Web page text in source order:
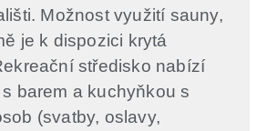
Možnost využití sauny,
je k dispozici krytá
středisko nabízí
barem a kuchyňkou s
(svatby, oslavy,